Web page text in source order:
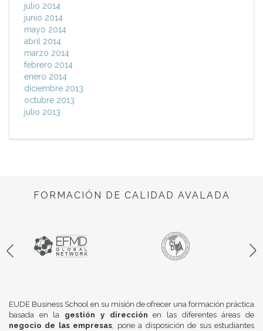
julio 2014
junio 2014
mayo 2014
abril 2014
marzo 2014
febrero 2014
enero 2014
diciembre 2013
octubre 2013
julio 2013
FORMACIÓN DE CALIDAD AVALADA
EUDE Business School en su misión de ofrecer una formación práctica
basada en la gestión y dirección en las diferentes áreas de
negocio de las empresas, pone a disposición de sus estudiantes